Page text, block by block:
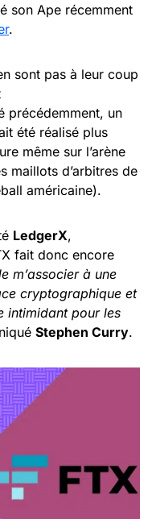
son Ape récemment
.
sont pas à leur coup
précédemment, un
été réalisé plus
même sur l’arène
maillots d’arbitres de
américaine).
LedgerX,
fait donc encore
m’associer à une
cryptographique et
intimidant pour les
Stephen Curry.